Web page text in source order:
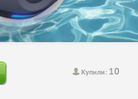
Купили: 10